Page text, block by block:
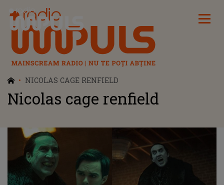
Radio Impuls
NICOLAS CAGE RENFIELD
Nicolas cage renfield